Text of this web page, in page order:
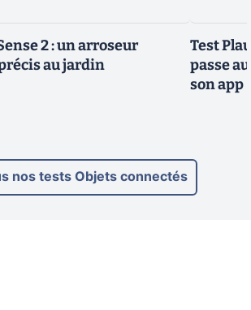
2 : un arroseur
au jardin
Test
passe
son app
nos tests Objets connectés